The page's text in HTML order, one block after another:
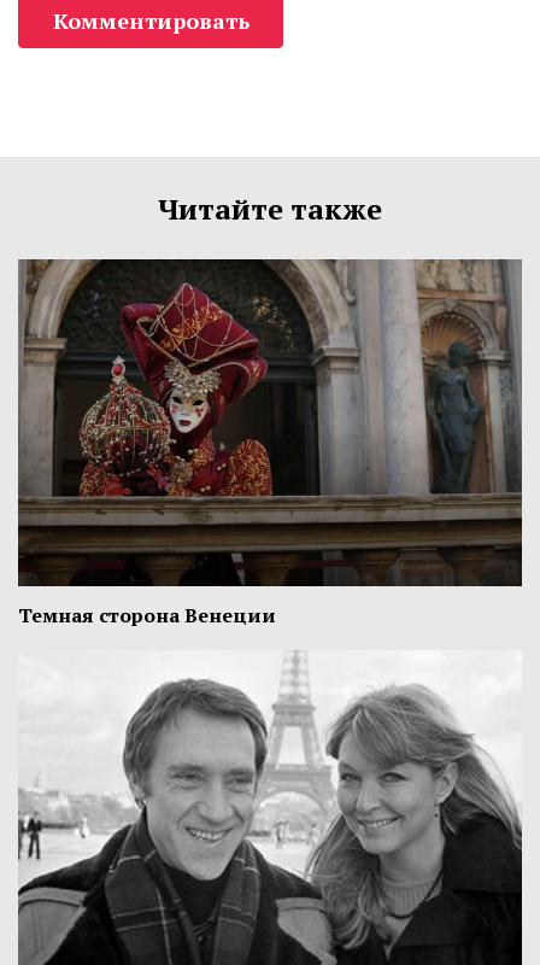
Комментировать
Читайте также
Темная сторона Венеции